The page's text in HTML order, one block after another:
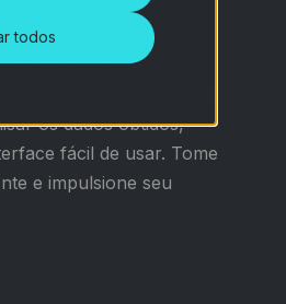
todosby SightX
, é uma
pode criar seus
os dados obtidos,
fácil de usar. Tome
e impulsione seu